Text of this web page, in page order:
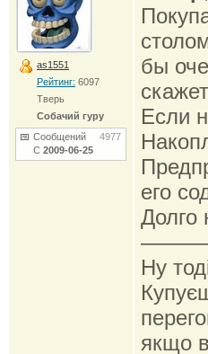
as1551
Рейтинг: 6097
Тверь
Собачий гуру
Сообщений 4977
С 2009-06-25
бы
Если
его
Долго
Ну
якщо